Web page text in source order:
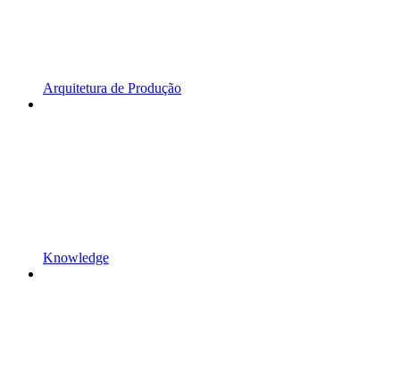
Arquitetura de Produção
Knowledge